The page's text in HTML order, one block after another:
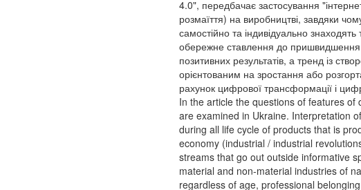
4.0", передбачає застосування
розмаїття) на виробництві, завдяки
самостійно та індивідуально
обережне ставлення до пришвидшення
позитивних результатів, а тренд із
орієнтованим на зростання або
рахунок цифрової трансформації і
In the article the questions of features
are examined in Ukraine. Interpretation
during all life cycle of products that is
economy (industrial / industrial
streams that go out outside informative
material and non-material industries of
regardless of age, professional